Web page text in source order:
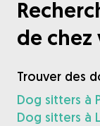
de chez
Trouver des
Dog sitters à
Dog sitters à